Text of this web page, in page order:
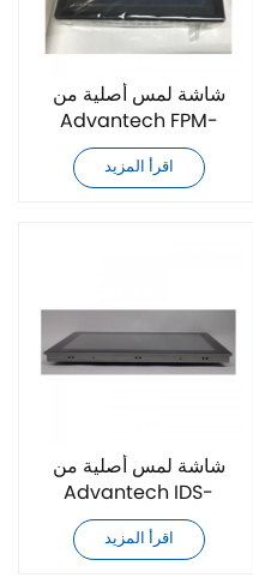
شاشة لمس أصلية من
Advantech FPM-
1150G-RVAE
اقرأ المزيد
شاشة لمس أصلية من
Advantech IDS-
3217ER-25SXA1E
اقرأ المزيد